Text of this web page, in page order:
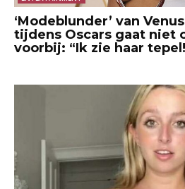
‘Modeblunder’ van
tijdens Oscars gaat niet
voorbij: “Ik zie haar